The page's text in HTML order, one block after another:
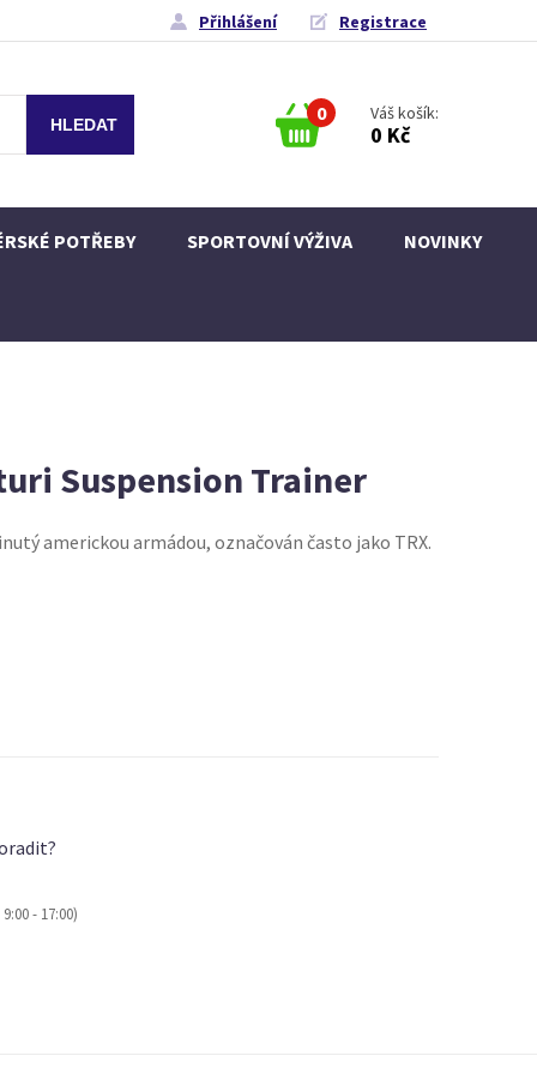
Přihlášení Registrace
0 Váš košík:
0 Kč
POTŘEBY SPORTOVNÍ VÝŽIVA NOVINKY
Suspension Trainer
americkou armádou, označován často jako TRX.
- 17:00)